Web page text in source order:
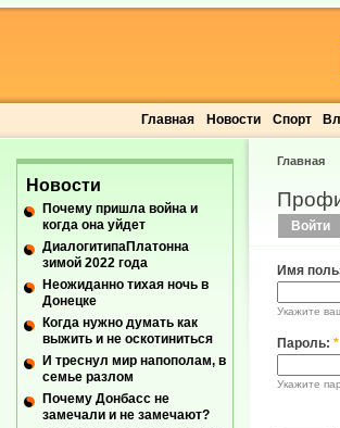
Главная Новости Спорт
Главная
Войти
Имя
Укажите
Пароль: *
Укажите
Новости
Почему пришла война и
когда она уйдет
ДиалогитипаПлатонна
зимой 2022 года
Неожиданно тихая ночь в
Донецке
Когда нужно думать как
выжить и не оскотиниться
И треснул мир напополам, в
семье разлом
Почему Донбасс не
замечали и не замечают?